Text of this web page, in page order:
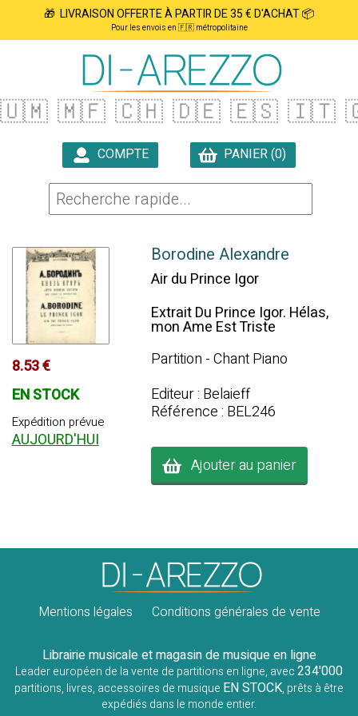
🎁 LIVRAISON OFFERTE À PARTIR DE 35 € D'ACHAT 📦
Pour les envois en 🇫🇷 métropolitaine
🇺🇲 🇲🇫 🇨🇭 🇩🇪 🇪🇸 🇮🇹
COMPTE
PANIER (0)
8.53 €
EN STOCK
Expédition prévue
AUJOURD'HUI
Borodine Alexandre
Air du Prince Igor
Extrait Du Prince Igor. Hélas,
mon Ame Est Triste
Partition - Chant Piano
Editeur : Belaieff
Référence : BEL246
Ajouter au panier
Mentions légales Conditions générales de vente
Librairie musicale et magasin de musique en ligne
Leader européen de la vente de partitions en ligne, avec234'000
partitions, livres, accessoires de musique EN STOCK, prêts à être
expédiés dans le monde entier.